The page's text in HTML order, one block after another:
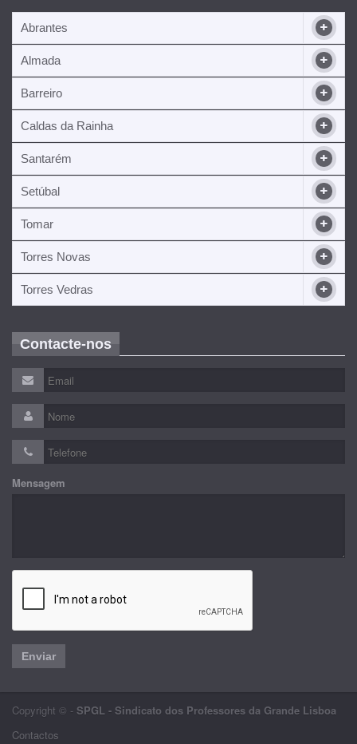
Abrantes
Almada
Barreiro
Caldas da Rainha
Santarém
Setúbal
Tomar
Torres Novas
Torres Vedras
Contacte-nos
Mensagem
Enviar
Copyright © - SPGL - Sindicato dos Professores da Grande Lisboa
Contactos